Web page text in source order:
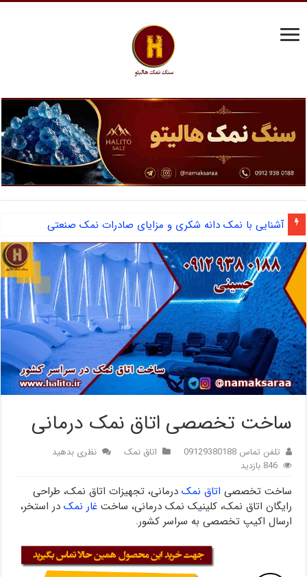
آشنایی با نمک دانه شکری و مزایای صادرات نمک صنعتی
مرکز فروش نمک سختی گیر دیگ بخار و احیای رزین
ساخت تخصصی اتاق نمک درمانی
تلفن تماس 09129380188 اتاق نمک
نظری بدهید
846 بازدید
ساخت تخصصی اتاق نمک درمانی، تجهیزات اتاق نمک، طراحی
رایگان اتاق نمک، کلینیک نمک درمانی، ساختغار نمک در استخر،
ارسال اکیپ تخصصی به سراسر کشور.